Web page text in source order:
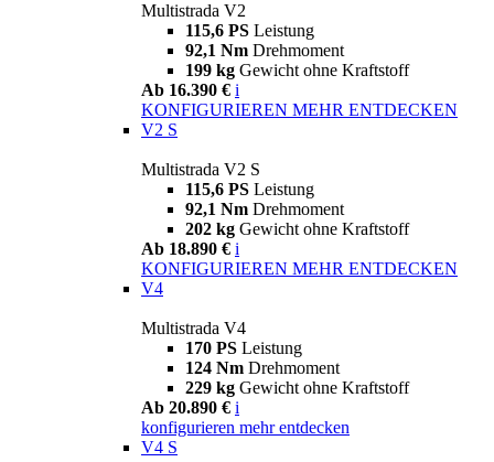
Multistrada V2
115,6 PS Leistung
92,1 Nm Drehmoment
199 kg Gewicht ohne Kraftstoff
Ab 16.390 € i
KONFIGURIEREN MEHR ENTDECKEN
V2 S
Multistrada V2 S
115,6 PS Leistung
92,1 Nm Drehmoment
202 kg Gewicht ohne Kraftstoff
Ab 18.890 € i
KONFIGURIEREN MEHR ENTDECKEN
V4
Multistrada V4
170 PS Leistung
124 Nm Drehmoment
229 kg Gewicht ohne Kraftstoff
Ab 20.890 € i
konfigurieren mehr entdecken
V4 S